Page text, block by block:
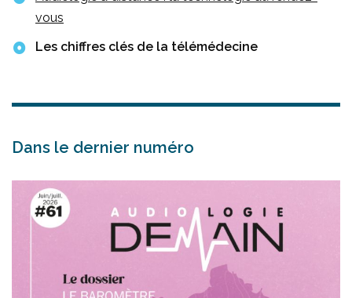
vous
Les chiffres clés de la télémédecine
Dans le dernier numéro